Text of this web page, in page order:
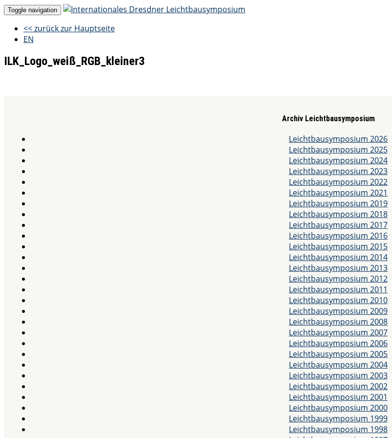
Toggle navigation
<< zurück zur Hauptseite
EN
ILK_Logo_weiß_RGB_kleiner3
Archiv Leichtbausymposium
Leichtbausymposium 2026
Leichtbausymposium 2025
Leichtbausymposium 2024
Leichtbausymposium 2023
Leichtbausymposium 2022
Leichtbausymposium 2021
Leichtbausymposium 2019
Leichtbausymposium 2018
Leichtbausymposium 2017
Leichtbausymposium 2016
Leichtbausymposium 2015
Leichtbausymposium 2014
Leichtbausymposium 2013
Leichtbausymposium 2012
Leichtbausymposium 2011
Leichtbausymposium 2010
Leichtbausymposium 2009
Leichtbausymposium 2008
Leichtbausymposium 2007
Leichtbausymposium 2006
Leichtbausymposium 2005
Leichtbausymposium 2004
Leichtbausymposium 2003
Leichtbausymposium 2002
Leichtbausymposium 2001
Leichtbausymposium 2000
Leichtbausymposium 1999
Leichtbausymposium 1998